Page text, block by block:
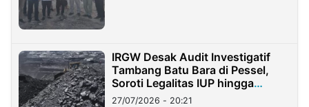
IRGW Desak Audit Investigatif
Tambang Batu Bara di Pessel,
Soroti Legalitas IUP hingga
Stockpile
27/07/2026 - 20:21